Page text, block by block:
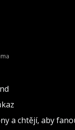
a chtějí, aby